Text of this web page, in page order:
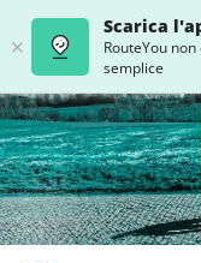
Scarica
RouteYou
semplice